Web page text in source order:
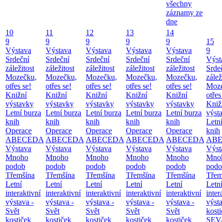
všechny
záznamy ze
dne
10
9
Výstava
Srdeční
záležitost
Mozečku,
otřes se!
Knižní
výstavky
Letní burza
knih
Operace
ABECEDA
Výstava
Mnoho
podob
Třemšína
Letní
interaktivní
výstava -
Svět
kostiček
11
9
Výstava
Srdeční
záležitost
Mozečku,
otřes se!
Knižní
výstavky
Letní burza
knih
Operace
ABECEDA
Výstava
Mnoho
podob
Třemšína
Letní
interaktivní
výstava -
Svět
kostiček
12
9
Výstava
Srdeční
záležitost
Mozečku,
otřes se!
Knižní
výstavky
Letní burza
knih
Operace
ABECEDA
Výstava
Mnoho
podob
Třemšína
Letní
interaktivní
výstava -
Svět
kostiček
13
9
Výstava
Srdeční
záležitost
Mozečku,
otřes se!
Knižní
výstavky
Letní burza
knih
Operace
ABECEDA
Výstava
Mnoho
podob
Třemšína
Letní
interaktivní
výstava -
Svět
kostiček
14
9
Výstava
Srdeční
záležitost
Mozečku,
otřes se!
Knižní
výstavky
Letní burza
knih
Operace
ABECEDA
Výstava
Mnoho
podob
Třemšína
Letní
interaktivní
výstava -
Svět
kostiček
15
9
knih
Letní